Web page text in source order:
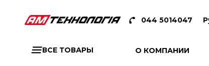
044 5014047
ВСЕ ТОВАРЫ О КОМПАНИИ